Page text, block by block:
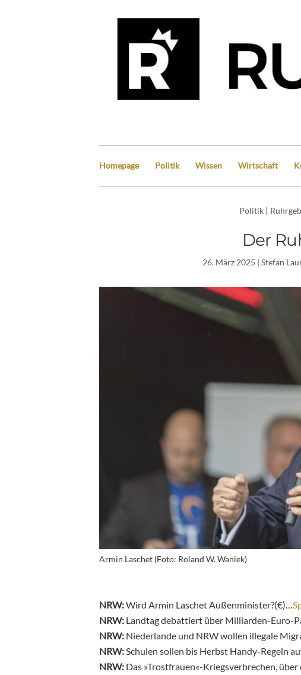
Homepage Politik Wissen Wirtschaft
Politik |
Der
26. März 2025 | Stefan
Armin Laschet (Foto: Roland W. Waniek)
NRW:Wird Armin Laschet Außenminister?(€)…
NRW: Landtag debattiert über Milliarden-Euro-
NRW: Niederlande und NRW wollen illegale
NRW: Schulen sollen bis Herbst Handy-Regeln
NRW: Das »Trostfrauen«-Kriegsverbrechen, über